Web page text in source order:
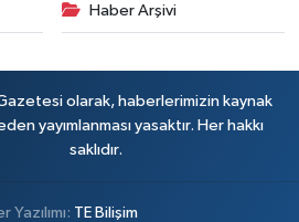
Haber Arşivi
olarak, haberlerimizin kaynak
yayımlanması yasaktır. Her hakkı
saklıdır.
Yazılımı: TE Bilişim